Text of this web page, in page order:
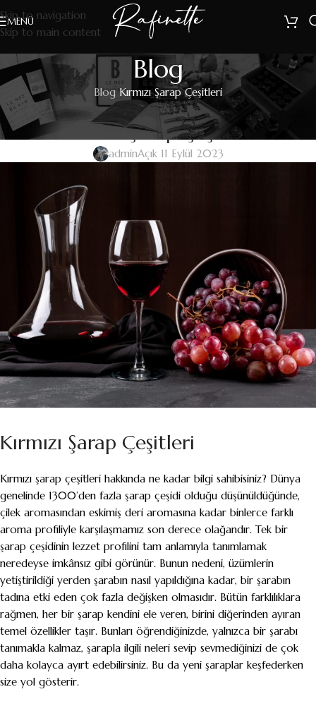
Skip to navigation
Skip to main content
MENÜ
Blog
Blog Kırmızı Şarap Çeşitleri
EDITIONS JEAN LENOIR
Kırmızı Şarap Çeşitleri
adminAçık 11 Eylül 2023
Kırmızı Şarap Çeşitleri
Kırmızı şarap çeşitleri hakkında ne kadar bilgi sahibisiniz? Dünya
genelinde 1300’den fazla şarap çeşidi olduğu düşünüldüğünde,
çilek aromasından eskimiş deri aromasına kadar binlerce farklı
aroma profiliyle karşılaşmamız son derece olağandır. Tek bir
şarap çeşidinin lezzet profilini tam anlamıyla tanımlamak
neredeyse imkânsız gibi görünür. Bunun nedeni, üzümlerin
yetiştirildiği yerden şarabın nasıl yapıldığına kadar, bir şarabın
tadına etki eden çok fazla değişken olmasıdır. Bütün farklılıklara
rağmen, her bir şarap kendini ele veren, birini diğerinden ayıran
temel özellikler taşır. Bunları öğrendiğinizde, yalnızca bir şarabı
tanımakla kalmaz, şarapla ilgili neleri sevip sevmediğinizi de çok
daha kolayca ayırt edebilirsiniz. Bu da yeni şaraplar keşfederken
size yol gösterir.